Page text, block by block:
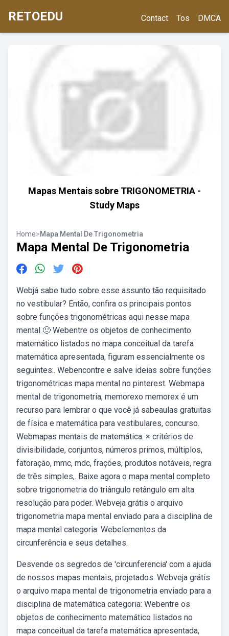
RETOEDU Contact Tos DMCA
Mapas Mentais sobre TRIGONOMETRIA -
Study Maps
Home>Mapa Mental De Trigonometria
Mapa Mental De Trigonometria
Webjá sabe tudo sobre esse assunto tão requisitado
no vestibular? Então, confira os principais pontos
sobre funções trigonométricas aqui nesse mapa
mental 🙂 Webentre os objetos de conhecimento
matemático listados no mapa conceitual da tarefa
matemática apresentada, figuram essencialmente os
seguintes:. Webencontre e salve ideias sobre funções
trigonométricas mapa mental no pinterest. Webmapa
mental de trigonometria, memorexo memorex é um
recurso para lembrar o que você já sabeaulas gratuitas
de física e matemática para vestibulares, concurso.
Webmapas mentais de matemática. × critérios de
divisibilidade, conjuntos, números primos, múltiplos,
fatoração, mmc, mdc, frações, produtos notáveis, regra
de três simples,. Baixe agora o mapa mental completo
sobre trigonometria do triângulo retângulo em alta
resolução para poder. Webveja grátis o arquivo
trigonometria mapa mental enviado para a disciplina de
mapa mental categoria: Webelementos da
circunferência e seus detalhes.
Desvende os segredos de 'circunferencia' com a ajuda
de nossos mapas mentais, projetados. Webveja grátis
o arquivo mapa mental de trigonometria enviado para a
disciplina de matemática categoria: Webentre os
objetos de conhecimento matemático listados no
mapa conceitual da tarefa matemática apresentada,